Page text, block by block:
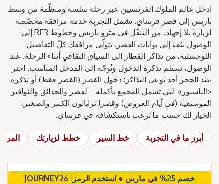
ادخل عالم الملوك الفرنسيين عبر رحلة سلسة ومنظّمة من وسط
باريس إلى قصر فرساي. تشمل التجربة خدمة مرافقة مخصّصة
لزيارة بلا إجهاد، من التنقّل في مترو باريس وخطوط RER إلى
الوصول بثقة إلى بوابات القصر. يتولّى مرافقك كلّ التفاصيل
اللوجستية، من تذاكر القطار إلى السياق الثقافي أثناء الرحلة. عند
الوصول، تستلم تذكرة الدخول وتُوجّه إلى المدخل المناسب. اختر
عند الحجز أحد نوعي التذاكر: دخول القصر (القصر فقط) أو تذكرة
«الباسبور» التي تشمل المجمع بأكمله - القصر والحدائق والنوافير
الموسيقية (في أيام العروض) وقصرا ترايانون الكبير والصغير.
الخيار لك حسب ما ترغب باستكشافه في فرساي.
أبرز ما في التجربة خط السير خطط لزيارتك
خصم 25% في مارس ● استخدم الرمز: JOURNEY26